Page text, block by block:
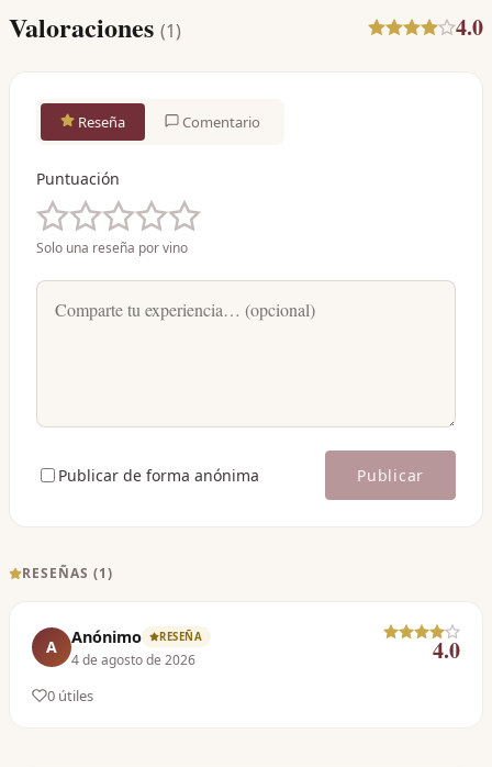
Valoraciones (1) 4.0
Reseña Comentario
Puntuación
Solo una reseña por vino
Publicar de forma anónima Publicar
RESEÑAS (1)
A Anónimo RESEÑA
4 de agosto de 2026 4.0
0 útiles